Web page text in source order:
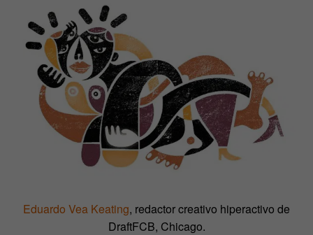
Eduardo Vea Keating, redactor creativo hiperactivo de
DraftFCB, Chicago.